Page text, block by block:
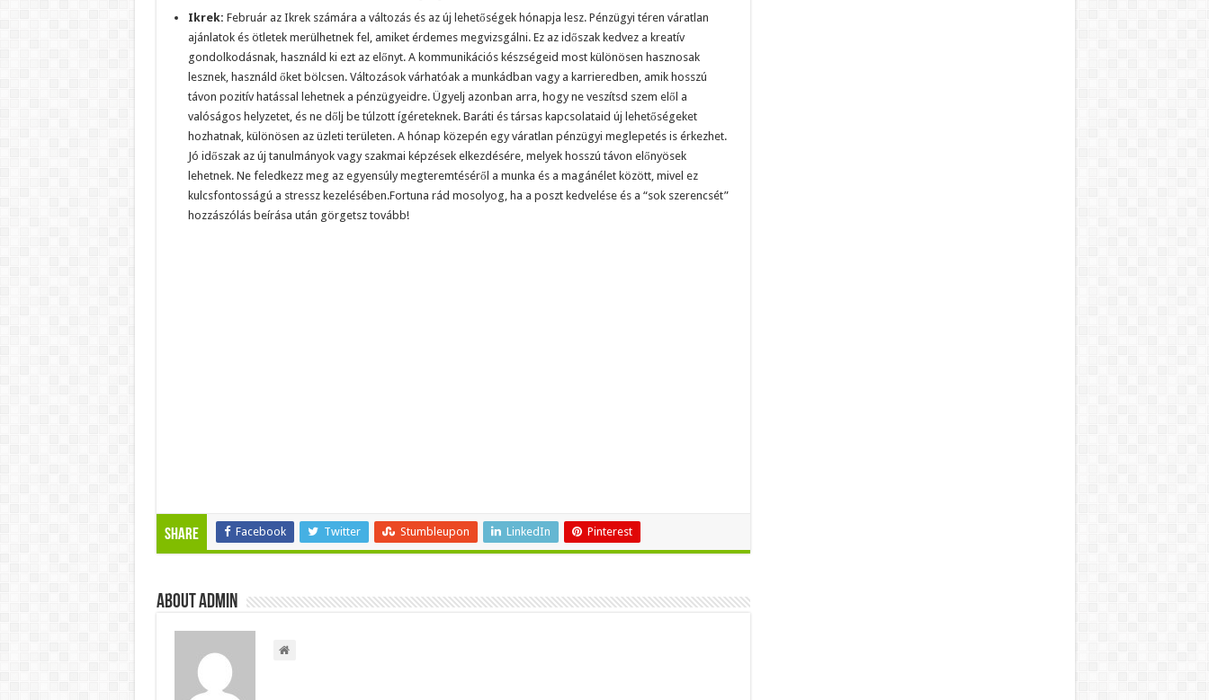
Ikrek: Február az Ikrek számára a változás és az új lehetőségek hónapja lesz. Pénzügyi téren váratlan
ajánlatok és ötletek merülhetnek fel, amiket érdemes megvizsgálni. Ez az időszak kedvez a kreatív
gondolkodásnak, használd ki ezt az előnyt. A kommunikációs készségeid most különösen hasznosak
lesznek, használd őket bölcsen. Változások várhatóak a munkádban vagy a karrieredben, amik hosszú
távon pozitív hatással lehetnek a pénzügyeidre. Ügyelj azonban arra, hogy ne veszítsd szem elől a
valóságos helyzetet, és ne dőlj be túlzott ígéreteknek. Baráti és társas kapcsolataid új lehetőségeket
hozhatnak, különösen az üzleti területen. A hónap közepén egy váratlan pénzügyi meglepetés is érkezhet.
Jó időszak az új tanulmányok vagy szakmai képzések elkezdésére, melyek hosszú távon előnyösek
lehetnek. Ne feledkezz meg az egyensúly megteremtéséről a munka és a magánélet között, mivel ez
kulcsfontosságú a stressz kezelésében.Fortuna rád mosolyog, ha a poszt kedvelése és a “sok szerencsét”
hozzászólás beírása után görgetsz tovább!
Share Facebook Twitter Stumbleupon LinkedIn Pinterest
About admin